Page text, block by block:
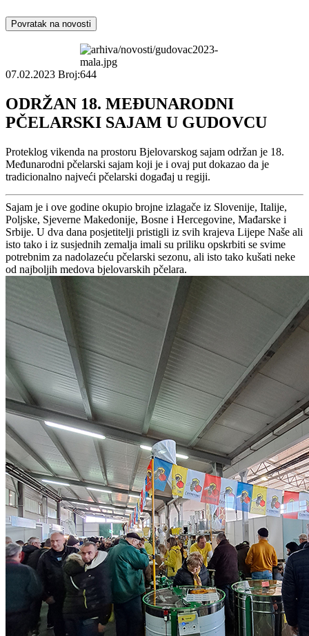
Povratak na novosti
07.02.2023 Broj:644
ODRŽAN 18. MEĐUNARODNI
PČELARSKI SAJAM U GUDOVCU
Proteklog vikenda na prostoru Bjelovarskog sajam održan je 18.
Međunarodni pčelarski sajam koji je i ovaj put dokazao da je
tradicionalno najveći pčelarski događaj u regiji.
Sajam je i ove godine okupio brojne izlagače iz Slovenije, Italije,
Poljske, Sjeverne Makedonije, Bosne i Hercegovine, Mađarske i
Srbije. U dva dana posjetitelji pristigli iz svih krajeva Lijepe Naše ali
isto tako i iz susjednih zemalja imali su priliku opskrbiti se svime
potrebnim za nadolazeću pčelarski sezonu, ali isto tako kušati neke
od najboljih medova bjelovarskih pčelara.